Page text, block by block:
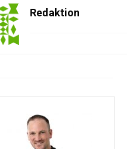
Redaktion